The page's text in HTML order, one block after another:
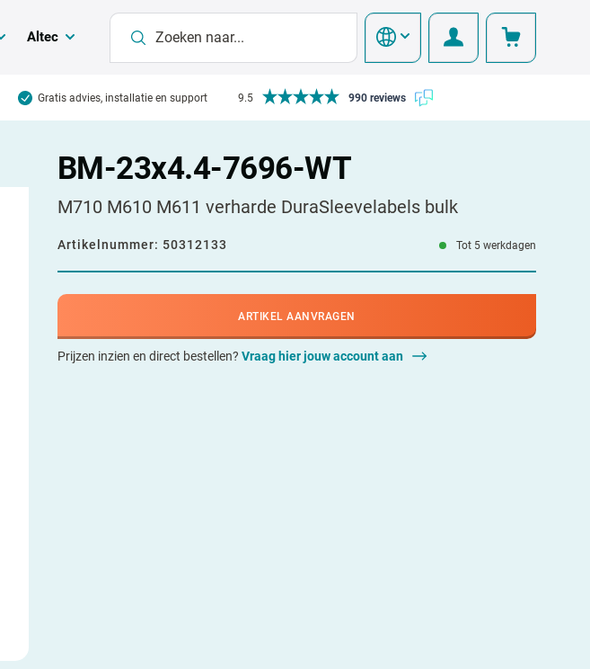
Altec
Gratis advies, installatie en support 9.5 990 reviews
BM-23x4.4-7696-WT
M710 M610 M611 verharde DuraSleevelabels bulk
Artikelnummer: 50312133 Tot 5 werkdagen
ARTIKEL AANVRAGEN
Prijzen inzien en direct bestellen? Vraag hier jouw account aan